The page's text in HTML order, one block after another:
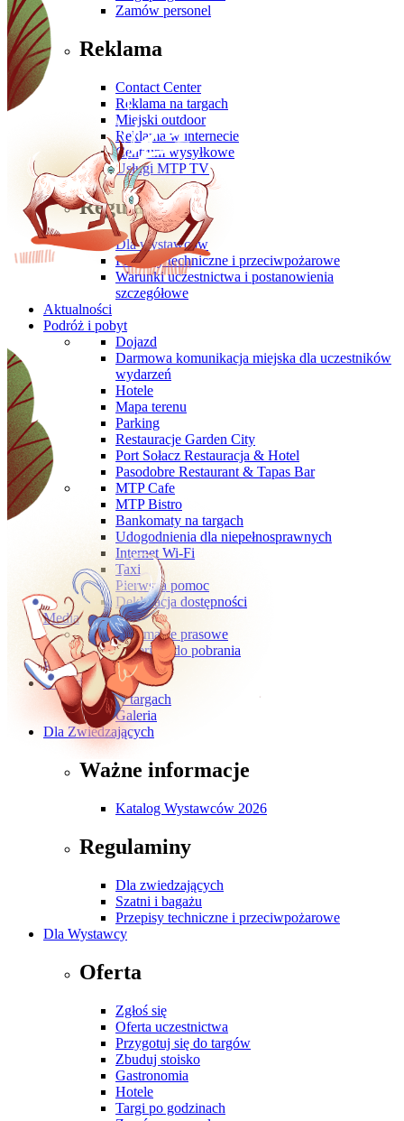
Zamów personel
Reklama
Contact Center
Reklama na targach
Miejski outdoor
Reklama w internecie
Centrum wysyłkowe
Usługi MTP TV
Regulaminy
Dla wystawców
Przepisy techniczne i przeciwpożarowe
Warunki uczestnictwa i postanowienia
szczegółowe
Aktualności
Podróż i pobyt
Dojazd
Darmowa komunikacja miejska dla uczestników
wydarzeń
Hotele
Mapa terenu
Parking
Restauracje Garden City
Port Sołacz Restauracja & Hotel
Pasodobre Restaurant & Tapas Bar
MTP Cafe
MTP Bistro
Bankomaty na targach
Udogodnienia dla niepełnosprawnych
Internet Wi-Fi
Taxi
Pierwsza pomoc
Deklaracja dostępności
Media
Informacje prasowe
Materiały do pobrania
Kontakt
O wydarzeniu
O targach
Galeria
Dla Zwiedzających
Ważne informacje
Katalog Wystawców 2026
Regulaminy
Dla zwiedzających
Szatni i bagażu
Przepisy techniczne i przeciwpożarowe
Dla Wystawcy
Oferta
Zgłoś się
Oferta uczestnictwa
Przygotuj się do targów
Zbuduj stoisko
Gastronomia
Hotele
Targi po godzinach